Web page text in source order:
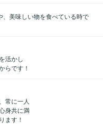
、美味しい物を食べている時で
活かし
らです！
常に一人
身共に満
ます！